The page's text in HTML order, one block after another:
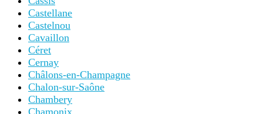
Castellane
Castelnou
Cavaillon
Céret
Cernay
Châlons-en-Champagne
Chalon-sur-Saône
Chambery
Chamonix